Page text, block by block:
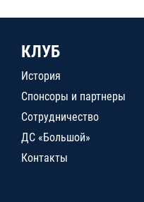
КЛУБ
История
Спонсоры и партнеры
Сотрудничество
ДС «Большой»
Контакты